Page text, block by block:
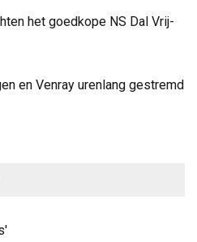
het goedkope NS Dal Vrij-
en Venray urenlang gestremd